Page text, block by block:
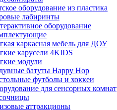
оборудование из пластика
лабиринты
оборудование
каркасная мебель для ДОУ
карусели 4KIDS
модули
батуты Happy Hop
футболы и хоккеи
для сенсорных комнат
аттракционы